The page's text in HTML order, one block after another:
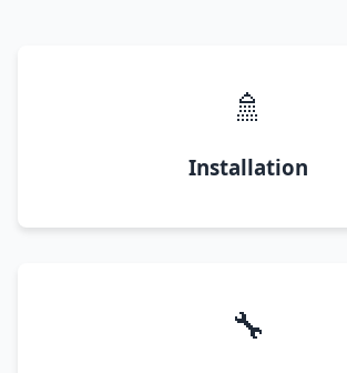
🚿
Installation
🔧